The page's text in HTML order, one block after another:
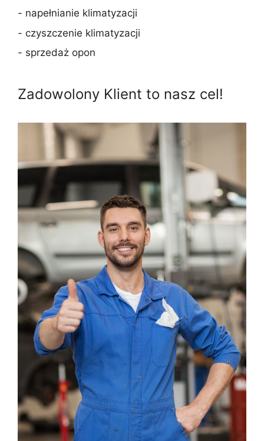
- napełnianie klimatyzacji
- czyszczenie klimatyzacji
- sprzedaż opon
Zadowolony Klient to nasz cel!